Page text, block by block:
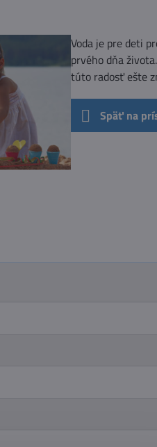
Voda je pre deti
prvého dňa
túto radosť ešte
Späť na